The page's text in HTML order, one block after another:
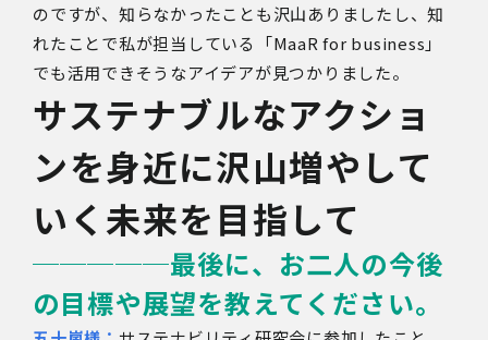
のですが、知らなかったことも沢山ありましたし、知
れたことで私が担当している「MaaR for business」
でも活用できそうなアイデアが見つかりました。
サステナブルなアクショ
ンを身近に沢山増やして
いく未来を目指して
─────最後に、お二人の今後
の目標や展望を教えてください。